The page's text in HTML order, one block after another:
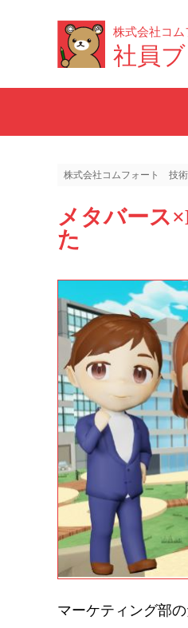
株式会社コム
社員
株式会社コムフォート 技
メタバース
た
マーケティング部の